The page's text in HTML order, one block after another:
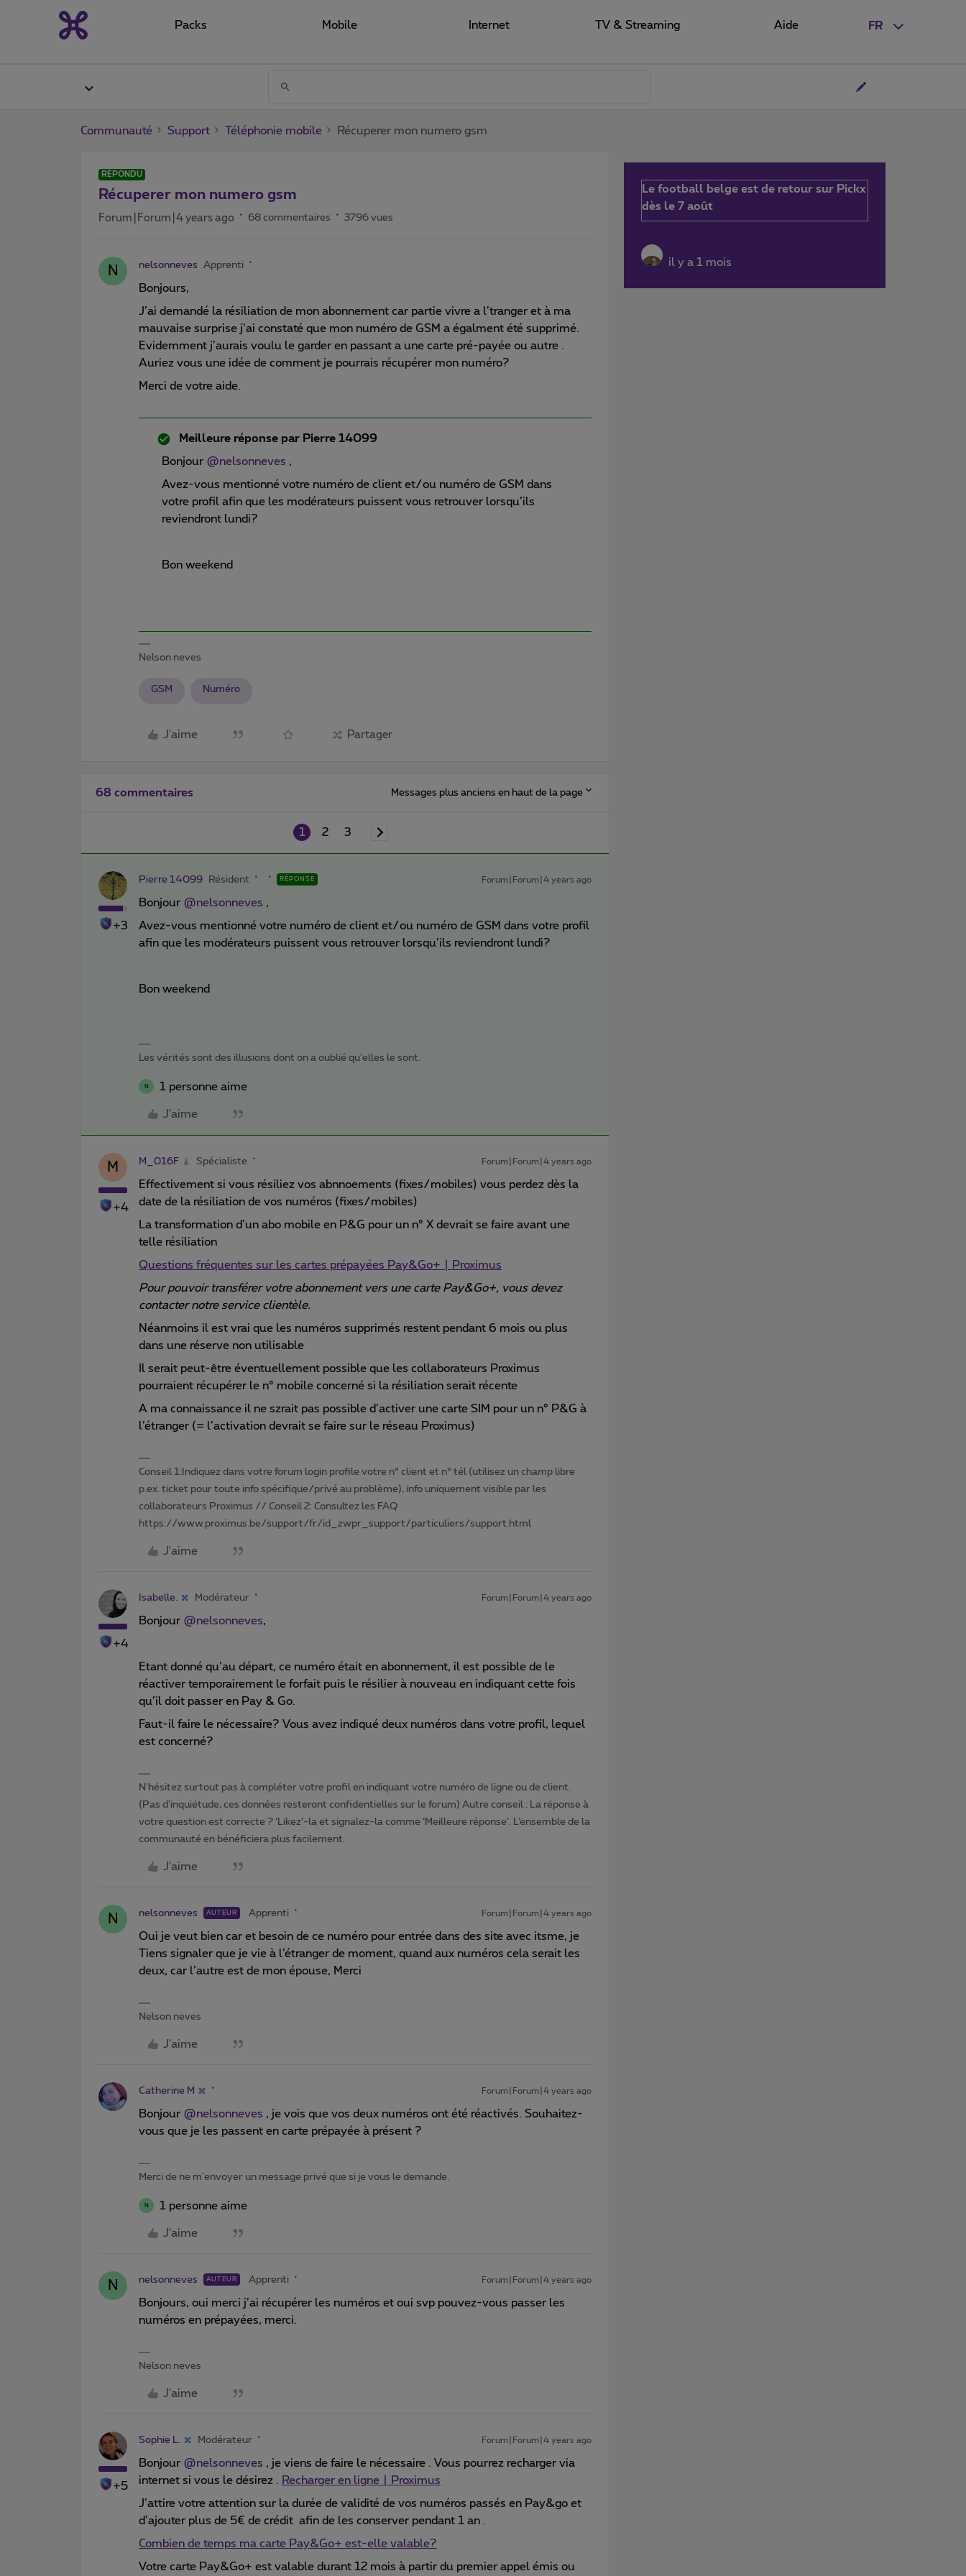
FR
Packs Mobile Internet TV & Streaming Aide
Communauté Support Téléphonie mobile Récuperer mon numero gsm
RÉPONDU
Récuperer mon numero gsm
Forum|Forum|4 years ago 68 commentaires 3796 vues
N nelsonneves Apprenti
Bonjours,
J’ai demandé la résiliation de mon abonnement car partie vivre a l’tranger et à ma
mauvaise surprise j’ai constaté que mon numéro de GSM a égalment été supprimé.
Evidemment j’aurais voulu le garder en passant a une carte pré-payée ou autre .
Auriez vous une idée de comment je pourrais récupérer mon numéro?
Merci de votre aide.
Meilleure réponse par Pierre 14099
Bonjour @nelsonneves ,
Avez-vous mentionné votre numéro de client et/ou numéro de GSM dans
votre profil afin que les modérateurs puissent vous retrouver lorsqu’ils
reviendront lundi?
Bon weekend
Nelson neves
GSM Numéro
J'aime Partager
68 commentaires Messages plus anciens en haut de la page
1 2 3
+3
Pierre 14099 Résident RÉPONSE Forum|Forum|4 years ago
Bonjour @nelsonneves ,
Avez-vous mentionné votre numéro de client et/ou numéro de GSM dans votre profil
afin que les modérateurs puissent vous retrouver lorsqu’ils reviendront lundi?
Bon weekend
Les vérités sont des illusions dont on a oublié qu'elles le sont.
N 1 personne aime
J'aime
M
+4
M_016F Spécialiste Forum|Forum|4 years ago
Effectivement si vous résiliez vos abnnoements (fixes/mobiles) vous perdez dès la
date de la résiliation de vos numéros (fixes/mobiles)
La transformation d’un abo mobile en P&G pour un n° X devrait se faire avant une
telle résiliation
Questions fréquentes sur les cartes prépayées Pay&Go+ | Proximus
Pour pouvoir transférer votre abonnement vers une carte Pay&Go+, vous devez
contacter notre service clientèle.
Néanmoins il est vrai que les numéros supprimés restent pendant 6 mois ou plus
dans une réserve non utilisable
Il serait peut-être éventuellement possible que les collaborateurs Proximus
pourraient récupérer le n° mobile concerné si la résiliation serait récente
A ma connaissance il ne szrait pas possible d’activer une carte SIM pour un n° P&G à
l’étranger (= l’activation devrait se faire sur le réseau Proximus)
Conseil 1:Indiquez dans votre forum login profile votre n° client et n° tél (utilisez un champ libre
p.ex. ticket pour toute info spécifique/privé au problème), info uniquement visible par les
collaborateurs Proximus // Conseil 2: Consultez les FAQ
https://www.proximus.be/support/fr/id_zwpr_support/particuliers/support.html
J'aime
+4
Isabelle. Modérateur Forum|Forum|4 years ago
Bonjour @nelsonneves,
Etant donné qu’au départ, ce numéro était en abonnement, il est possible de le
réactiver temporairement le forfait puis le résilier à nouveau en indiquant cette fois
qu’il doit passer en Pay & Go.
Faut-il faire le nécessaire? Vous avez indiqué deux numéros dans votre profil, lequel
est concerné?
N'hésitez surtout pas à compléter votre profil en indiquant votre numéro de ligne ou de client.
(Pas d'inquiétude, ces données resteront confidentielles sur le forum) Autre conseil : La réponse à
votre question est correcte ? ‘Likez’-la et signalez-la comme ‘Meilleure réponse’. L’ensemble de la
communauté en bénéficiera plus facilement.
J'aime
N nelsonneves AUTEUR Apprenti Forum|Forum|4 years ago
Oui je veut bien car et besoin de ce numéro pour entrée dans des site avec itsme, je
Tiens signaler que je vie à l’étranger de moment, quand aux numéros cela serait les
deux, car l’autre est de mon épouse, Merci
Nelson neves
J'aime
Catherine M Forum|Forum|4 years ago
Bonjour @nelsonneves , je vois que vos deux numéros ont été réactivés. Souhaitez-
vous que je les passent en carte prépayée à présent ?
Merci de ne m'envoyer un message privé que si je vous le demande.
N 1 personne aime
J'aime
N nelsonneves AUTEUR Apprenti Forum|Forum|4 years ago
Bonjours, oui merci j’ai récupérer les numéros et oui svp pouvez-vous passer les
numéros en prépayées, merci.
Nelson neves
J'aime
+5
Sophie L. Modérateur Forum|Forum|4 years ago
Bonjour @nelsonneves , je viens de faire le nécessaire . Vous pourrez recharger via
internet si vous le désirez .
Recharger en ligne | Proximus
J’attire votre attention sur la durée de validité de vos numéros passés en Pay&go et
d’ajouter plus de 5€ de crédit afin de les conserver pendant 1 an .
Combien de temps ma carte Pay&Go+ est-elle valable?
Votre carte Pay&Go+ est valable durant 12 mois à partir du premier appel émis ou
Le football belge est de retour sur Pickx
dès le 7 août
il y a 1 mois